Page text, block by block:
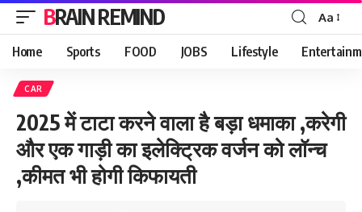
BRAIN REMIND
Font
Resizer
Aa
Home Sports FOOD JOBS Lifestyle
CAR
2025 में टाटा करने वाला है बड़ा धमाका ,करेगी
और एक गाड़ी का इलेक्ट्रिक वर्जन को लॉन्च
,कीमत भी होगी किफायती